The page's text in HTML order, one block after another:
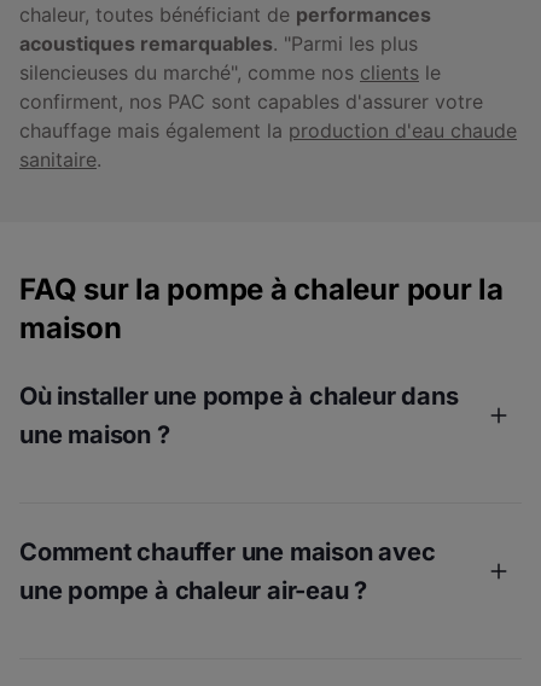
chaleur, toutes bénéficiant de performances
acoustiques remarquables. "Parmi les plus
silencieuses du marché", comme nos clients le
confirment, nos PAC sont capables d'assurer votre
chauffage mais également la production d'eau chaude
sanitaire.
FAQ sur la pompe à chaleur pour la
maison
Où installer une pompe à chaleur dans
une maison ?
aérothermique, vous devez prendre en compte
plusieurs facteurs. L’unité extérieure d’une pompe à
chaleur aérothermique fonctionne en aspirant l'air qui
Comment chauffer une maison avec
une pompe à chaleur air-eau ?